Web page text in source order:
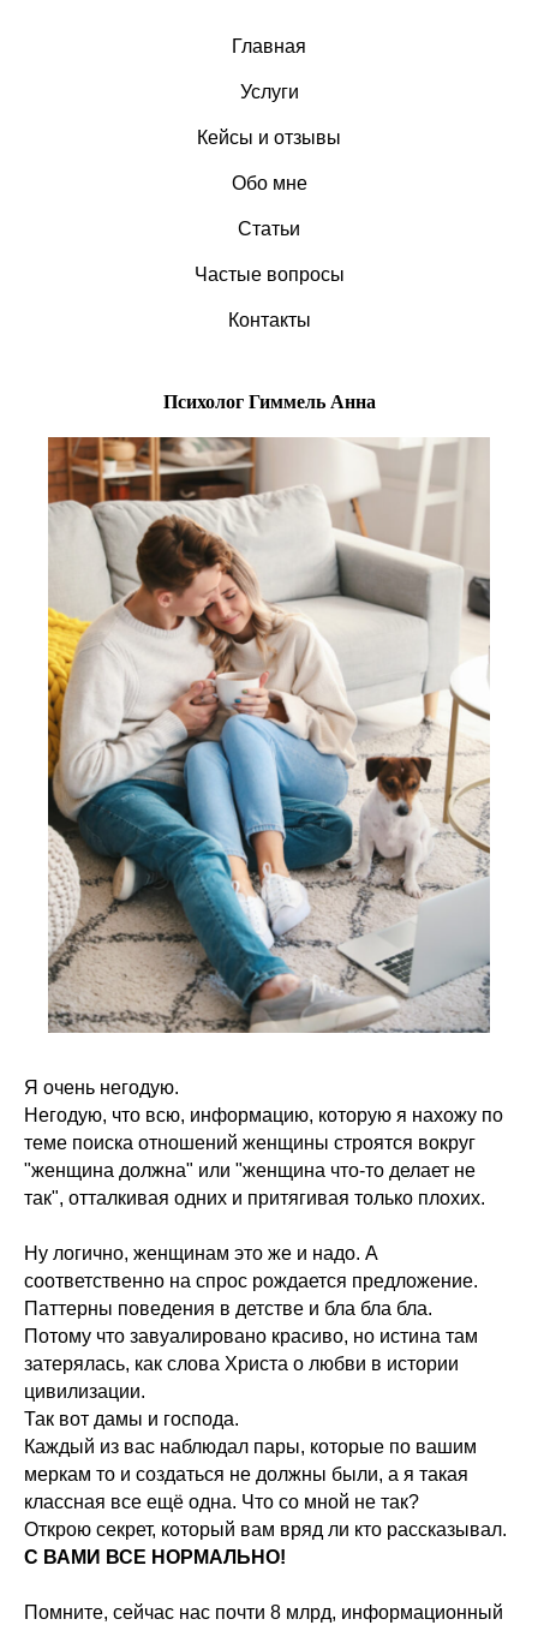
Главная
Услуги
Кейсы и отзывы
Обо мне
Статьи
Частые вопросы
Контакты
Психолог Гиммель Анна
Что нужно для построения
Я очень негодую.
Негодую, что всю, информацию, которую я нахожу по
теме поиска отношений женщины строятся вокруг
"женщина должна" или "женщина что-то делает не
так", отталкивая одних и притягивая только плохих.
Ну логично, женщинам это же и надо. А
соответственно на спрос рождается предложение.
Паттерны поведения в детстве и бла бла бла.
Потому что завуалировано красиво, но истина там
затерялась, как слова Христа о любви в истории
цивилизации.
Так вот дамы и господа.
Каждый из вас наблюдал пары, которые по вашим
меркам то и создаться не должны были, а я такая
классная все ещё одна. Что со мной не так?
Открою секрет, который вам вряд ли кто рассказывал.
С ВАМИ ВСЕ НОРМАЛЬНО!
Помните, сейчас нас почти 8 млрд, информационный